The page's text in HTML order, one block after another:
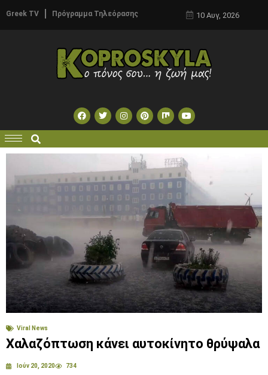
Greek TV Πρόγραμμα Τηλεόρασης 10 Αυγ, 2026
Viral News
Χαλαζόπτωση κάνει αυτοκίνητο θρύψαλα
Ιούν 20, 2020 734